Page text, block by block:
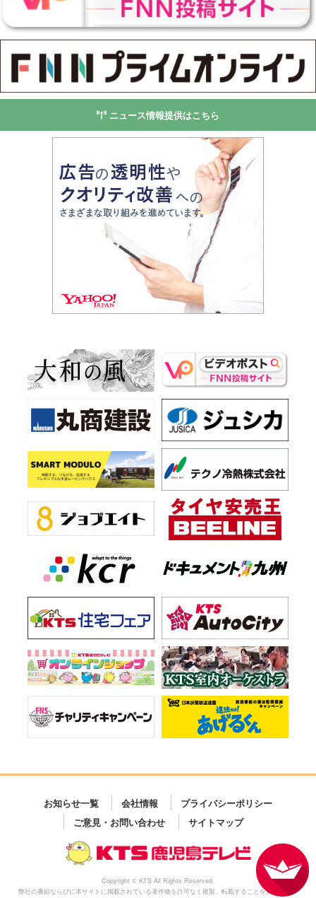
ニュース情報提供はこちら
お知らせ一覧 会社情報
プライバシーポリシー
ご意見・お問い合わせ
サイトマップ
Copyright © KTS All Rights Reserved.
弊社の番組ならびに本サイトに掲載されている著作物を許可なく複製、転載することを禁じます。